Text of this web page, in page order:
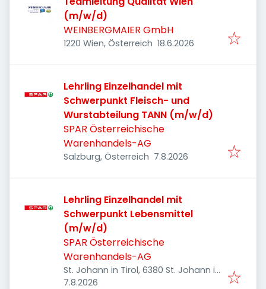
(m/w/d)
WEINBERGMAIER GmbH
1220 Wien, Österreich Veröffentlicht
18.6.2026
Lehrling Einzelhandel mit
Schwerpunkt Fleisch- und
Wurstabteilung TANN (m/w/d)
SPAR Österreichische
Warenhandels-AG
Salzburg, Österreich Veröffentlicht
7.8.2026
Lehrling Einzelhandel mit
Schwerpunkt Lebensmittel
(m/w/d)
SPAR Österreichische
Warenhandels-AG
St. Johann in Tirol, 6380 St. Johann in
Tirol, Österreich
Veröffentlicht
7.8.2026